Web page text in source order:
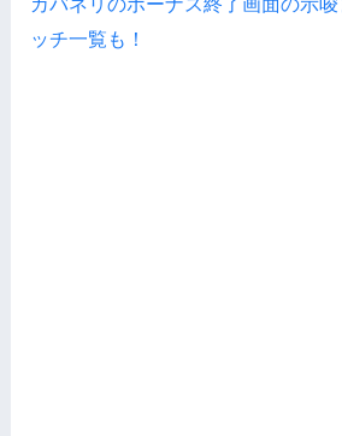
ッチ一覧も！